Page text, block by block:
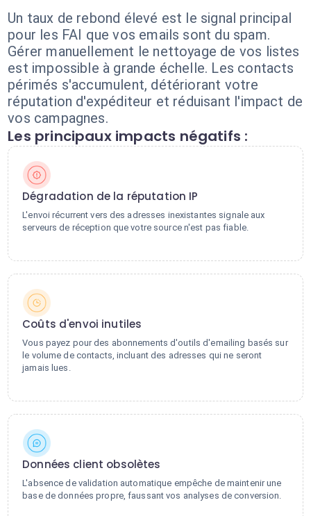
Un taux de rebond élevé est le signal principal
pour les FAI que vos emails sont du spam.
Gérer manuellement le nettoyage de vos listes
est impossible à grande échelle. Les contacts
périmés s'accumulent, détériorant votre
réputation d'expéditeur et réduisant l'impact de
vos campagnes.
Les principaux impacts négatifs :
Dégradation de la réputation IP
L'envoi récurrent vers des adresses inexistantes signale aux
serveurs de réception que votre source n'est pas fiable.
Coûts d'envoi inutiles
Vous payez pour des abonnements d'outils d'emailing basés sur
le volume de contacts, incluant des adresses qui ne seront
jamais lues.
Données client obsolètes
L'absence de validation automatique empêche de maintenir une
base de données propre, faussant vos analyses de conversion.